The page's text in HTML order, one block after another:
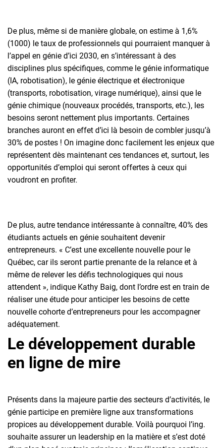
De plus, même si de manière globale, on estime à 1,6%
(1000) le taux de professionnels qui pourraient manquer à
l’appel en génie d’ici 2030, en s’intéressant à des
disciplines plus spécifiques, comme le génie informatique
(IA, robotisation), le génie électrique et électronique
(transports, robotisation, virage numérique), ainsi que le
génie chimique (nouveaux procédés, transports, etc.), les
besoins seront nettement plus importants. Certaines
branches auront en effet d’ici là besoin de combler jusqu’à
30% de postes ! On imagine donc facilement les enjeux que
représentent dès maintenant ces tendances et, surtout, les
opportunités d’emploi qui seront offertes à ceux qui
voudront en profiter.
De plus, autre tendance intéressante à connaître, 40% des
étudiants actuels en génie souhaitent devenir
entrepreneurs. « C’est une excellente nouvelle pour le
Québec, car ils seront partie prenante de la relance et à
même de relever les défis technologiques qui nous
attendent », indique Kathy Baig, dont l’ordre est en train de
réaliser une étude pour anticiper les besoins de cette
nouvelle cohorte d’entrepreneurs pour les accompagner
adéquatement.
Le développement durable
en ligne de mire
Présents dans la majeure partie des secteurs d’activités, le
génie participe en première ligne aux transformations
propices au développement durable. Voilà pourquoi l’ing.
souhaite assurer un leadership en la matière et s’est doté